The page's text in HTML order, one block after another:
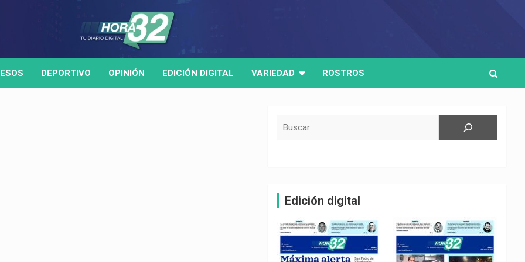
DEPORTIVO OPINIÓN EDICIÓN DIGITAL VARIEDAD ROSTROS
Edición digital